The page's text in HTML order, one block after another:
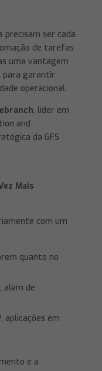
precisam ser cada
de tarefas
uma vantagem
para garantir
operacional.
, líder em
and
da GFS
Mais
com um
quanto no
, além de
aplicações em
e a